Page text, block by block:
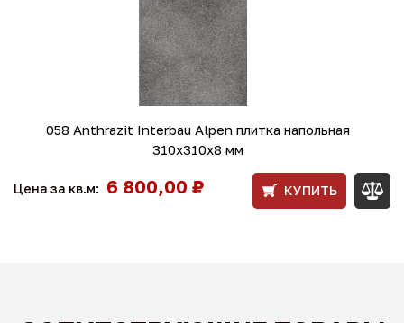
058 Anthrazit Interbau Alpen плитка напольная
310x310x8 мм
Цена за кв.м: 6 800,00 ₽ КУПИТЬ